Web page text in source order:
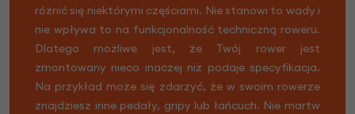
różnić się niektórymi częściami. Nie stanowi to wady i
nie wpływa to na funkcjonalność techniczną roweru.
Dlatego możliwe jest, że Twój rower jest
zmontowany nieco inaczej niż podaje specyfikacja.
Na przykład może się zdarzyć, że w swoim rowerze
znajdziesz inne pedały, gripy lub łańcuch. Nie martw